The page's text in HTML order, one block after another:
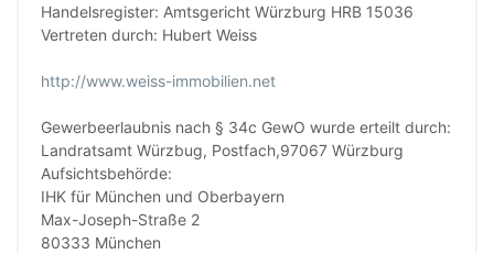
Handelsregister: Amtsgericht Würzburg HRB 15036
Vertreten durch: Hubert Weiss
http://www.weiss-immobilien.net
Gewerbeerlaubnis nach § 34c GewO wurde erteilt durch:
Landratsamt Würzbug, Postfach,97067 Würzburg
Aufsichtsbehörde:
IHK für München und Oberbayern
Max-Joseph-Straße 2
80333 München